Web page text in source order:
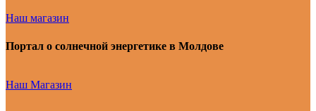
Наш магазин
Портал о солнечной энергетике в Молдове
Наш Магазин